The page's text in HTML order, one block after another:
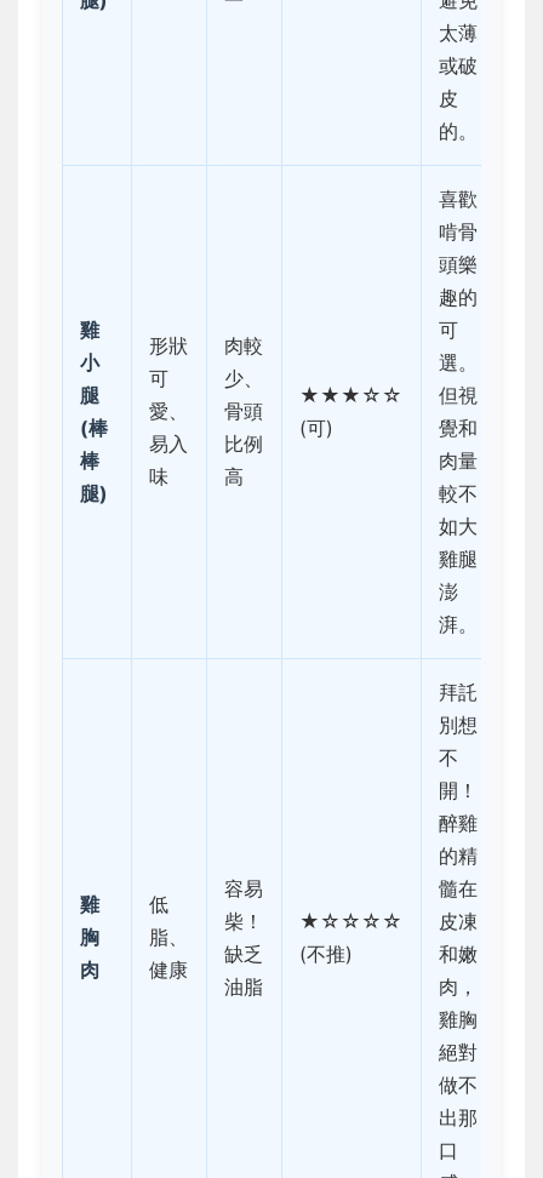
太薄
或破
皮
的。
雞
小
腿
(棒
棒
腿)
形狀
可
愛、
易入
味
肉較
少、
骨頭
比例
高
★★★☆☆
(可)
喜歡
啃骨
頭樂
趣的
可
選。
但視
覺和
肉量
較不
如大
雞腿
澎
湃。
雞
胸
肉
低
脂、
健康
容易
柴！
缺乏
油脂
★☆☆☆☆
(不推)
拜託
別想
不
開！
醉雞
的精
髓在
皮凍
和嫩
肉，
雞胸
絕對
做不
出那
口